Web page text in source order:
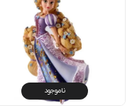
ناموجود